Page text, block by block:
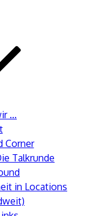
…
Corner
Talkrunde
in Locations